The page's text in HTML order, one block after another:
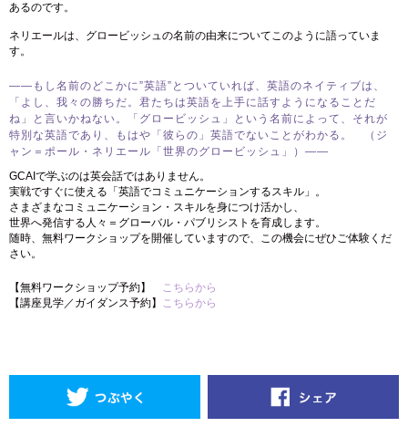
あるのです。
ネリエールは、グロービッシュの名前の由来についてこのように語っていま
す。
――もし名前のどこかに”英語”とついていれば、英語のネイティブは、
「よし、我々の勝ちだ。君たちは英語を上手に話すようになることだ
ね」と言いかねない。「グロービッシュ」という名前によって、それが
特別な英語であり、もはや「彼らの」英語でないことがわかる。 （ジ
ャン＝ポール・ネリエール「世界のグロービッシュ」）――
GCAIで学ぶのは英会話ではありません。
実戦ですぐに使える「英語でコミュニケーションするスキル」。
さまざまなコミュニケーション・スキルを身につけ活かし、
世界へ発信する人々＝グローバル・パブリシストを育成します。
随時、無料ワークショップを開催していますので、この機会にぜひご体験くだ
さい。
【無料ワークショップ予約】 こちらから
【講座見学／ガイダンス予約】 こちらから